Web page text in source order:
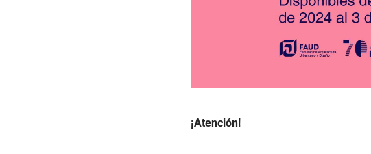
¡Atención!